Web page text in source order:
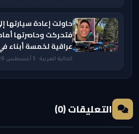
حاولت إعادة سيارتها
فتحركت وحاصرتها
عراقية لخمسة أبناء
الجالية العربية · 5 أغسطس 2026 — 1:50 PM
التعليقات (0)